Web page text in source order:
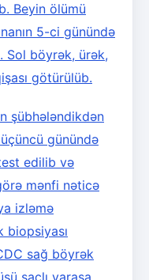
Beyin ölümü
5-ci günündə
Sol böyrək, ürək,
götürülüb.
şübhələndikdən
günündə
edilib və
mənfi nəticə
izləmə
biopsiyası
sağ böyrək